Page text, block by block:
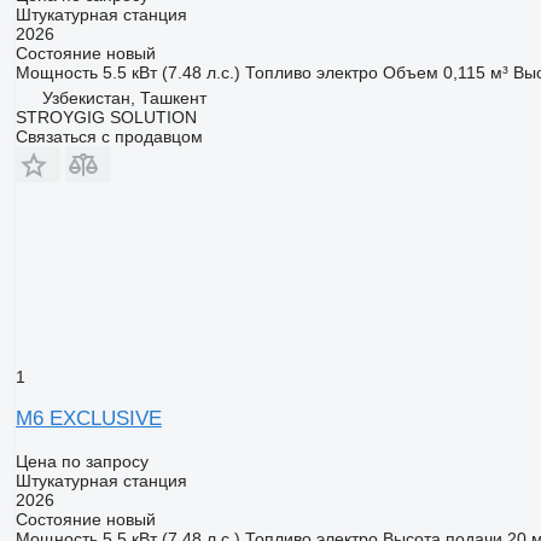
Штукатурная станция
2026
Состояниеновый
Мощность 5.5 кВт (7.48 л.с.) Топливо электро Объем 0,115 м³
Узбекистан, Ташкент
STROYGIG SOLUTION
Связаться с продавцом
1
M6 EXCLUSIVE
Цена по запросу
Штукатурная станция
2026
Состояниеновый